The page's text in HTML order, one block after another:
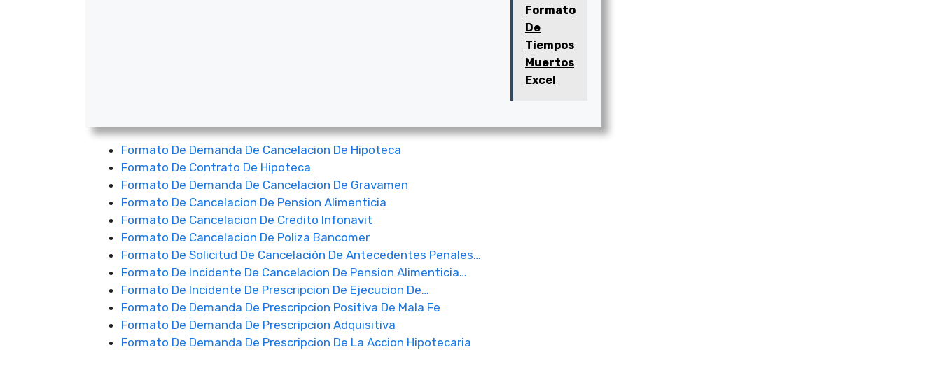
Formato
De
Tiempos
Muertos
Excel
Formato De Demanda De Cancelacion De Hipoteca
Formato De Contrato De Hipoteca
Formato De Demanda De Cancelacion De Gravamen
Formato De Cancelacion De Pension Alimenticia
Formato De Cancelacion De Credito Infonavit
Formato De Cancelacion De Poliza Bancomer
Formato De Solicitud De Cancelación De Antecedentes Penales…
Formato De Incidente De Cancelacion De Pension Alimenticia…
Formato De Incidente De Prescripcion De Ejecucion De…
Formato De Demanda De Prescripcion Positiva De Mala Fe
Formato De Demanda De Prescripcion Adquisitiva
Formato De Demanda De Prescripcion De La Accion Hipotecaria